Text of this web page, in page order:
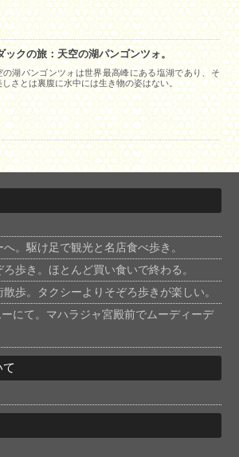
ックの旅：天空の湖パンゴンツォ。
の湖パンゴンツォは世界最高峰にある塩湖であり、そ
しさとは裏腹に水中には生き物の姿はない。
。駆け足で観光と名店食べ歩き。
歩き。ほとんど買い食いで終わる。
歩。タクシーよりそぞろ歩きが楽しい。
にて。マハラジャ宮殿前でムーディーデ